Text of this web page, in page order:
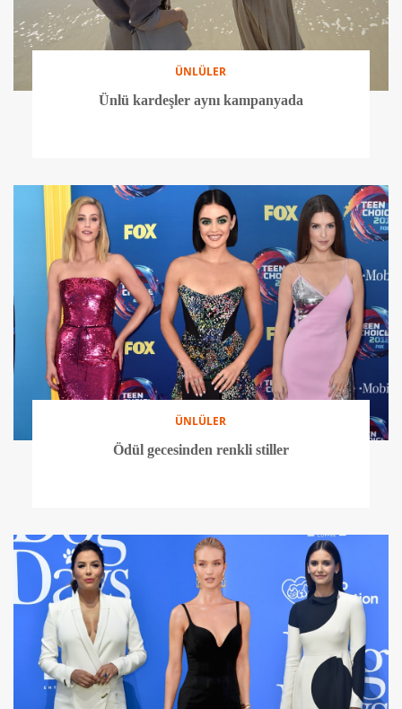
ÜNLÜLER
Ünlü kardeşler aynı kampanyada
ÜNLÜLER
Ödül gecesinden renkli stiller